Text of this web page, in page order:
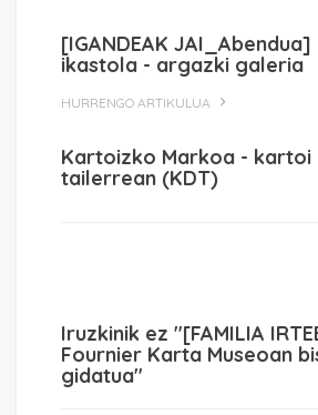
[IGANDEAK
ikastola - argazki galeria
HURRENGO ARTIKULUA
Kartoizko Markoa - kartoi
tailerrean (KDT)
Iruzkinik ez "[FAMILIA
Fournier Karta Museoan
gidatua"